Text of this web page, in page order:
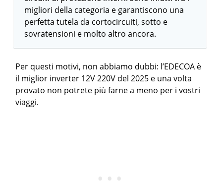
migliori della categoria e garantiscono una
perfetta tutela da cortocircuiti, sotto e
sovratensioni e molto altro ancora.
Per questi motivi, non abbiamo dubbi: l’EDECOA è
il miglior inverter 12V 220V del 2025 e una volta
provato non potrete più farne a meno per i vostri
viaggi.